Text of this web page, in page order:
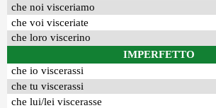
che noi visceriamo
che voi visceriate
che loro viscerino
IMPERFETTO
che io viscerassi
che tu viscerassi
che lui/lei viscerasse